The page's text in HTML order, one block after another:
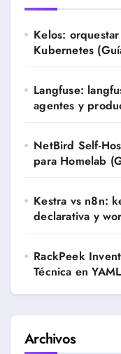
Kelos:
Kubernetes
Langfuse:
agentes y
NetBird Self-
para Homelab
Kestra vs n8n:
declarativa y
RackPeek
Técnica en
Archivos